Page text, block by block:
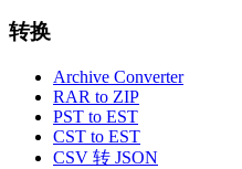
转换
Archive Converter
RAR to ZIP
PST to EST
CST to EST
CSV 转 JSON